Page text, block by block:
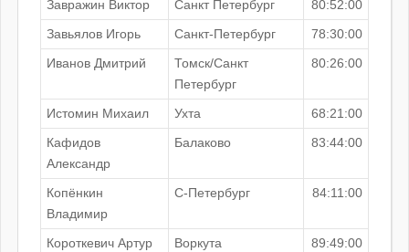
Завражин Виктор
Санкт Петербург
80:52:00
Завьялов Игорь
Санкт-Петербург
78:30:00
Иванов Дмитрий
Томск/Санкт
Петербург
80:26:00
Истомин Михаил Ухта
68:21:00
Кафидов
Александр
Балаково 83:44:00
Копёнкин
Владимир
С-Петербург 84:11:00
Короткевич Артур Воркута
89:49:00